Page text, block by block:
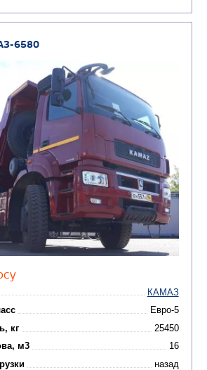
кг
м3
Узнать цену
65222